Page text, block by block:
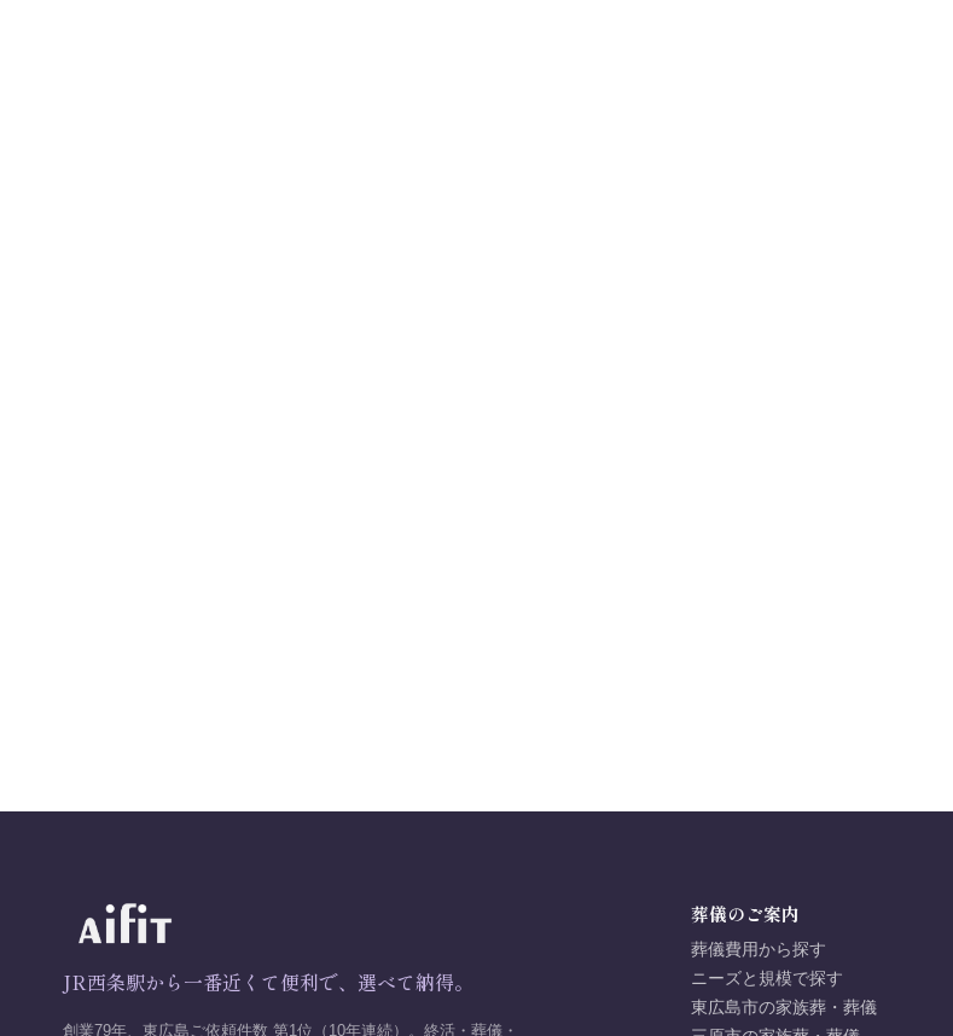
JR西条駅から一番近くて便利で、選べて納得。
創業79年、東広島ご依頼件数 第1位（10年連続）。終活・葬儀・
葬儀のご案内
葬儀費用から探す
ニーズと規模で探す
東広島市の家族葬・葬儀